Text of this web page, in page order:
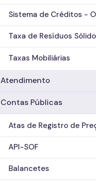
Sistema de Créditos -
Taxa de Resíduos
Taxas Mobiliárias
Atendimento
Contas Públicas
Atas de Registro de
API-SOF
Balancetes